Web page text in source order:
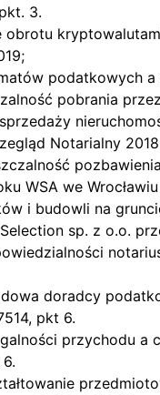
3.
obrotu
podatkowych
pobrania
Notarialny
WSA we
i budowli na
sp. z o.o.
doradcy
pkt 6.
przychodu